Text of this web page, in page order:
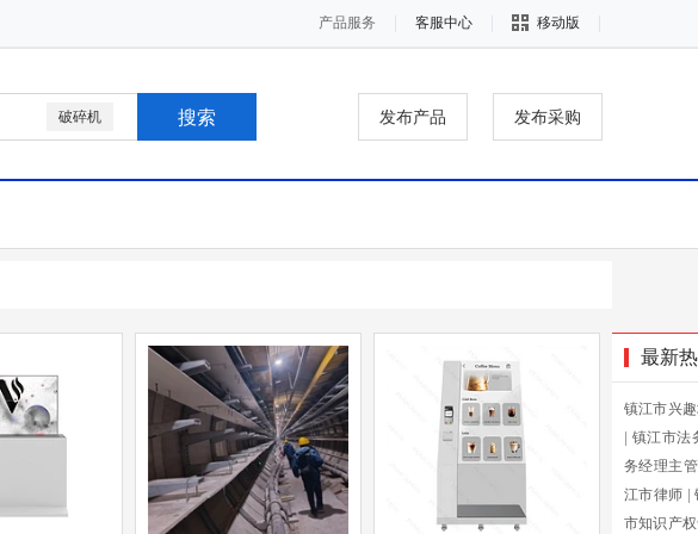
产品服务 客服中心 移动版
破碎机 发布产品 发布采购
最新
镇江市兴
镇江市法
务经理主管
江市律师
市知识产